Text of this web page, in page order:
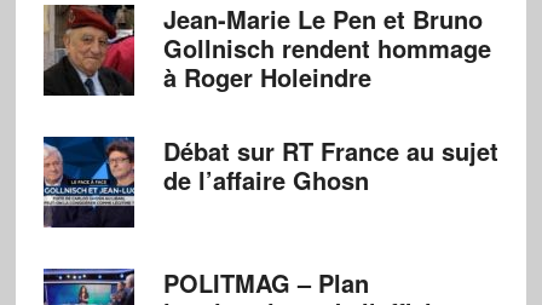
Jean-Marie Le Pen et Bruno
Gollnisch rendent hommage
à Roger Holeindre
Débat sur RT France au sujet
de l’affaire Ghosn
POLITMAG – Plan